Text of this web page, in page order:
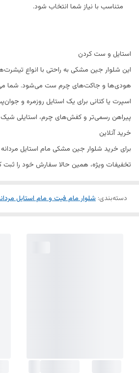
متناسب با نیاز شما انتخاب شود.
استایل و ست کردن
این شلوار جین مشکی به راحتی با انواع
هودی‌ها و جاکت‌های چرم ست می‌شود. شما
اسپرت یا کتانی برای یک استایل روزمره و
پیراهن رسمی‌تر و کفش‌های چرم، استایلی شیک
خرید آنلاین
تخفیفات ویژه، همین حالا سفارش خود را ثبت
دسته‌بندی: شلوار مام فیت و مام استایل